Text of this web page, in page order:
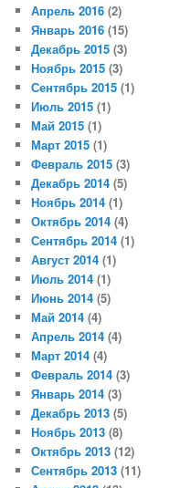
Апрель 2016 (2)
Январь 2016 (15)
Декабрь 2015 (3)
Ноябрь 2015 (3)
Сентябрь 2015 (1)
Июль 2015 (1)
Май 2015 (1)
Март 2015 (1)
Февраль 2015 (3)
Декабрь 2014 (5)
Ноябрь 2014 (1)
Октябрь 2014 (4)
Сентябрь 2014 (1)
Август 2014 (1)
Июль 2014 (1)
Июнь 2014 (5)
Май 2014 (4)
Апрель 2014 (4)
Март 2014 (4)
Февраль 2014 (3)
Январь 2014 (3)
Декабрь 2013 (5)
Ноябрь 2013 (8)
Октябрь 2013 (12)
Сентябрь 2013 (11)